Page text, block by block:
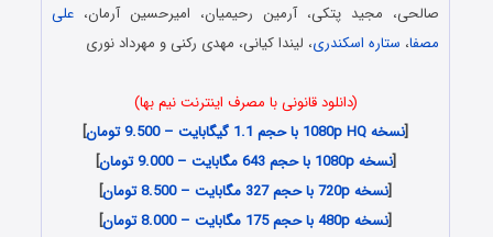
صالحی، مجید پتکی، آرمین رحیمیان، امیرحسین آرمان، علی
مصفا، ستاره اسکندری، لیندا کیانی، مهدی رکنی و مهرداد نوری
(دانلود قانونی با مصرف اینترنت نیم بها)
[نسخه 1080p HQ با حجم 1.1 گیگابایت – 9.500 تومان
]
[نسخه 1080p با حجم 643 مگابایت – 9.000 تومان
]
[نسخه 720p با حجم 327 مگابایت – 8.500 تومان
]
[نسخه 480p با حجم 175 مگابایت – 8.000 تومان
]